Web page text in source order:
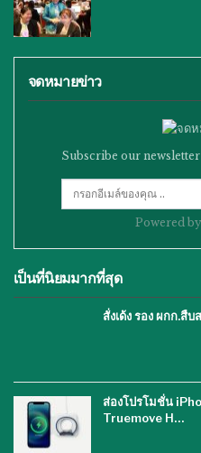
จดหมายข่าว
Subscribe our
Powered by
เป็นที่นิยมมากที่สุด
สั่งเด้ง รอง ผกก.สื
ส่องโปรโมชั่น
Truemove H…